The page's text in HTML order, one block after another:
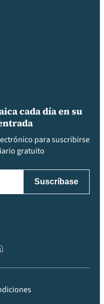
cada día en su
para suscribirse
gratuito